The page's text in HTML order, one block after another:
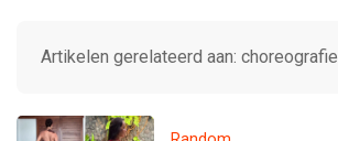
Artikelen gerelateerd aan: choreografie